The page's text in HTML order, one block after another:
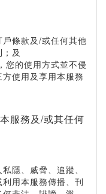
條款及/或任何其他
及
您的使用方式並不侵
使用及享用本服務
服務及/或其任何
隱、威脅、追蹤、
用本服務傳播、刊